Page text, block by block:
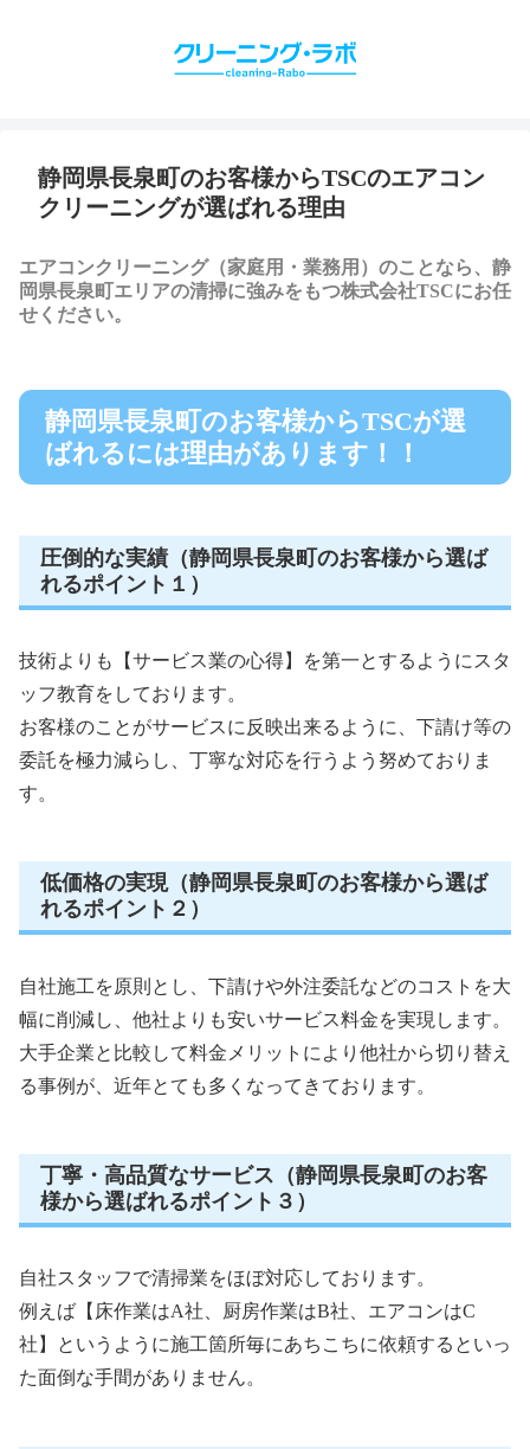
静岡県長泉町のお客様からTSCのエアコン
クリーニングが選ばれる理由
エアコンクリーニング（家庭用・業務用）のことなら、静
岡県長泉町エリアの清掃に強みをもつ株式会社TSCにお任
せください。
静岡県長泉町のお客様からTSCが選
ばれるには理由があります！！
圧倒的な実績（静岡県長泉町のお客様から選ば
れるポイント１）
技術よりも【サービス業の心得】を第一とするようにスタ
ッフ教育をしております。
お客様のことがサービスに反映出来るように、下請け等の
委託を極力減らし、丁寧な対応を行うよう努めておりま
す。
低価格の実現（静岡県長泉町のお客様から選ば
れるポイント２）
自社施工を原則とし、下請けや外注委託などのコストを大
幅に削減し、他社よりも安いサービス料金を実現します。
大手企業と比較して料金メリットにより他社から切り替え
る事例が、近年とても多くなってきております。
丁寧・高品質なサービス（静岡県長泉町のお客
様から選ばれるポイント３）
自社スタッフで清掃業をほぼ対応しております。
例えば【床作業はA社、厨房作業はB社、エアコンはC
社】というように施工箇所毎にあちこちに依頼するといっ
た面倒な手間がありません。